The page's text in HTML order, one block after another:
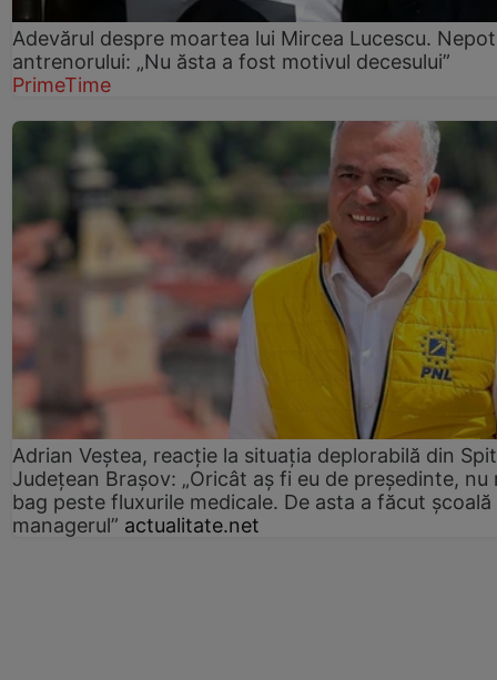
Adevărul despre moartea lui Mircea Lucescu.
antrenorului: „Nu ăsta a fost motivul decesului”
PrimeTime
Adrian Veștea, reacție la situația deplorabilă din
Județean Brașov: „Oricât aș fi eu de președinte, nu
bag peste fluxurile medicale. De asta a făcut școală
managerul” actualitate.net